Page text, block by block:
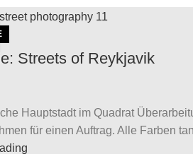
Streets of Reykjavik
Hauptstadt im Quadrat
für einen Auftrag. Alle Farben